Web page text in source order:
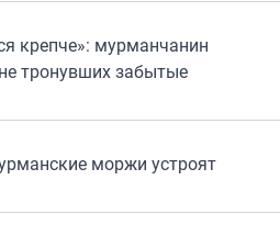
крепче»: мурманчанин
тронувших забытые
моржи устроят